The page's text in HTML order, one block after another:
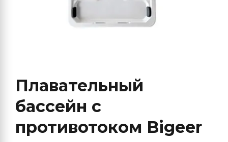
Плавательный
бассейн с
противотоком Bigeer